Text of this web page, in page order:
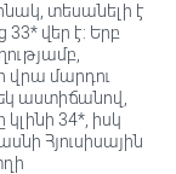
տեսանելի է
վեր է: Երբ
վրա մարդու
աստիճանով,
34*, իսկ
Հյուսիսային